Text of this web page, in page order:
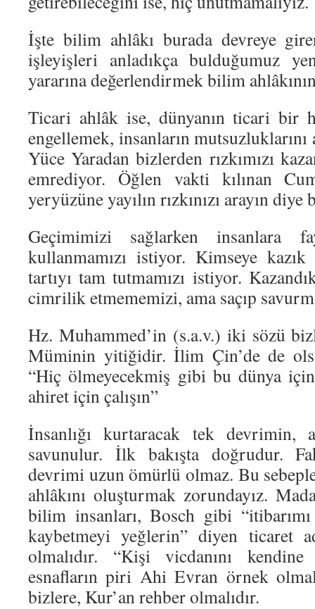
İşte bilim ahlâkı burada devreye
işleyişleri anladıkça bulduğumuz
yararına değerlendirmek bilim
Ticari ahlâk ise, dünyanın ticari bir
engellemek, insanların
Yüce Yaradan bizlerden rızkımızı
emrediyor. Öğlen vakti kılınan
yeryüzüne yayılın rızkınızı arayın
Geçimimizi sağlarken insanlara
kullanmamızı istiyor. Kimseye kazık
tartıyı tam tutmamızı istiyor.
cimrilik etmememizi, ama saçıp
Hz. Muhammed’in (s.a.v.) iki sözü
Müminin yitiğidir. İlim Çin’de de
“Hiç ölmeyecekmiş gibi bu dünya
ahiret için çalışın”
İnsanlığı kurtaracak tek devrimin,
savunulur. İlk bakışta doğrudur.
devrimi uzun ömürlü olmaz. Bu
ahlâkını oluşturmak zorundayız.
bilim insanları, Bosch gibi
kaybetmeyi yeğlerin” diyen ticaret
olmalıdır. “Kişi vicdanını
esnafların piri Ahi Evran örnek
bizlere, Kur’an rehber olmalıdır.